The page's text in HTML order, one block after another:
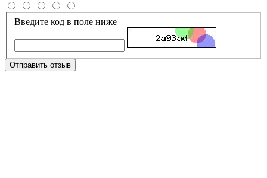
Введите код в поле ниже
Отправить отзыв